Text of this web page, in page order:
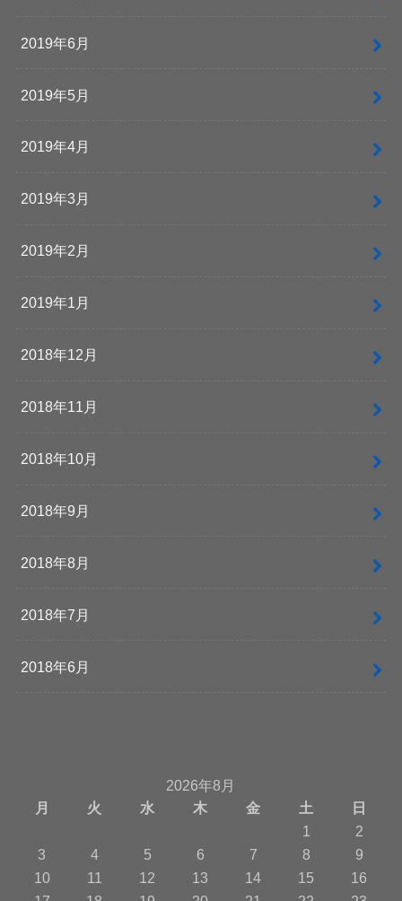
2019年6月
2019年5月
2019年4月
2019年3月
2019年2月
2019年1月
2018年12月
2018年11月
2018年10月
2018年9月
2018年8月
2018年7月
2018年6月
2026年8月
月
火 水 木 金 土
日
1
2
3
4 5 6 7 8
9
10
11 12 13 14 15
16